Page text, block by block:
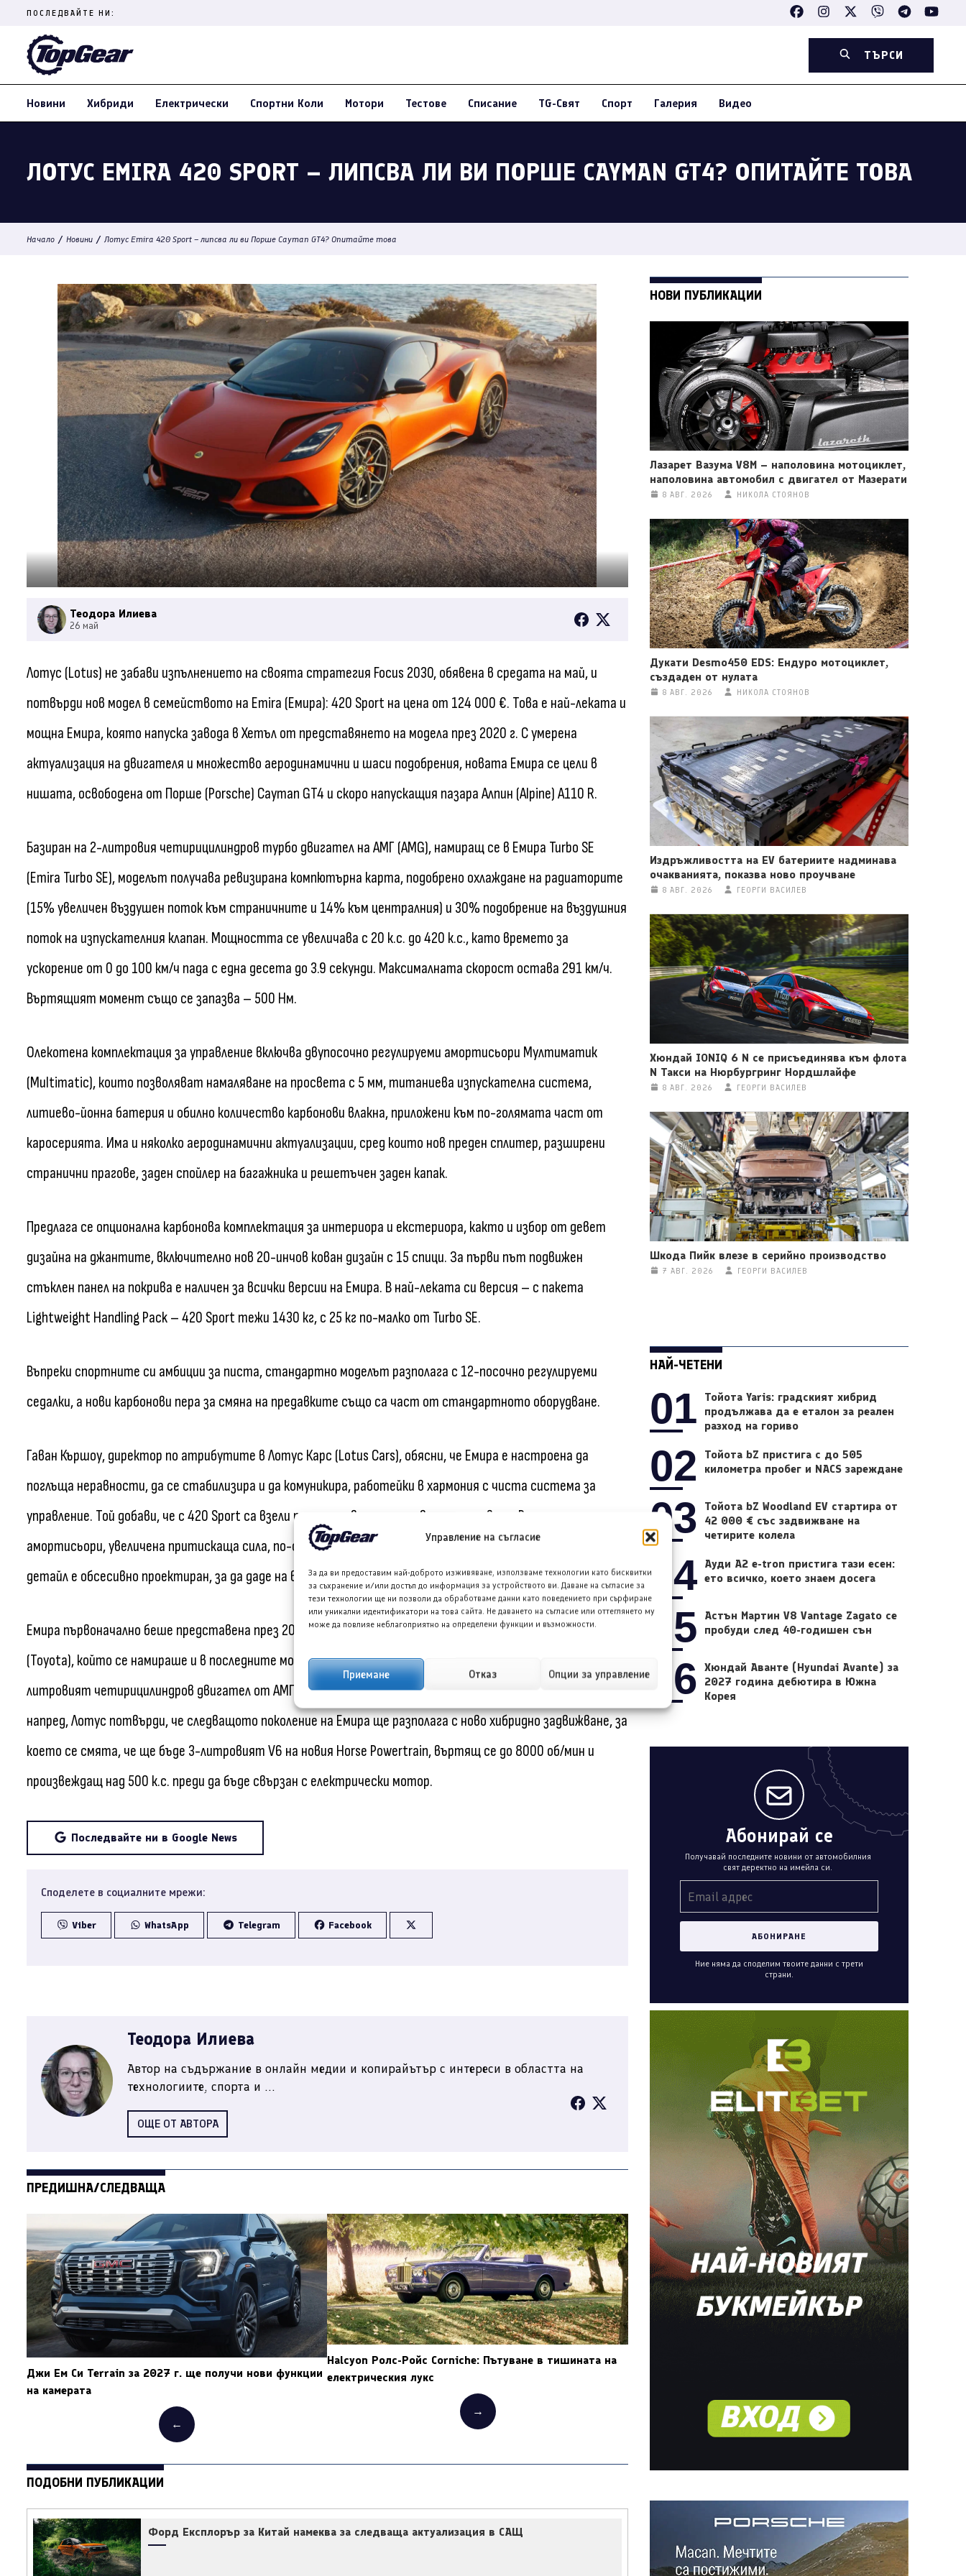
Управление на съгласие
За да ви предоставим най-доброто изживяване, използваме технологии като бисквитки
за съхранение и/или достъп до информация за устройството ви. Даване на съгласие за
тези технологии ще ни позволи да обработваме данни като поведението при сърфиране
или уникални идентификатори на това сайта. Не даването на съгласие или оттеглянето му
може да повлияе неблагоприятно на определени функции и възможности.
Приемане Отказ Опции за управление
content
(Press
ПОСЛЕДВАЙТЕ НИ:
ТЪРСИ
Новини Хибриди Електрически Спортни Коли Мотори Тестове Списание TG-Свят Спорт Галерия Видео
ЛОТУС EMIRA 420 SPORT – ЛИПСВА ЛИ ВИ ПОРШЕ CAYMAN GT4? ОПИТАЙТЕ ТОВА
Начало / Новини / Лотус Emira 420 Sport – липсва ли ви Порше Cayman GT4? Опитайте това
Теодора Илиева
26 май
Лотус (Lotus) не забави изпълнението на своята стратегия Focus 2030, обявена в средата на май, и
потвърди нов модел в семейството на Emira (Емира): 420 Sport на цена от 124 000 €. Това е най-леката и
мощна Емира, която напуска завода в Хетъл от представянето на модела през 2020 г. С умерена
актуализация на двигателя и множество аеродинамични и шаси подобрения, новата Емира се цели в
нишата, освободена от Порше (Porsche) Cayman GT4 и скоро напускащия пазара Алпин (Alpine) A110 R.
Базиран на 2-литровия четирицилиндров турбо двигател на АМГ (AMG), намиращ се в Емира Turbo SE
(Emira Turbo SE), моделът получава ревизирана компютърна карта, подобрено охлаждане на радиаторите
(15% увеличен въздушен поток към страничните и 14% към централния) и 30% подобрение на въздушния
поток на изпускателния клапан. Мощността се увеличава с 20 к.с. до 420 к.с., като времето за
ускорение от 0 до 100 км/ч пада с една десета до 3.9 секунди. Максималната скорост остава 291 км/ч.
Въртящият момент също се запазва – 500 Нм.
Олекотена комплектация за управление включва двупосочно регулируеми амортисьори Мултиматик
(Multimatic), които позволяват намаляване на просвета с 5 мм, титаниева изпускателна система,
литиево-йонна батерия и обилно количество карбонови влакна, приложени към по-голямата част от
каросерията. Има и няколко аеродинамични актуализации, сред които нов преден сплитер, разширени
странични прагове, заден спойлер на багажника и решетъчен заден капак.
Предлага се опционална карбонова комплектация за интериора и екстериора, както и избор от девет
дизайна на джантите, включително нов 20-инчов кован дизайн с 15 спици. За първи път подвижен
стъклен панел на покрива е наличен за всички версии на Емира. В най-леката си версия – с пакета
Lightweight Handling Pack – 420 Sport тежи 1430 кг, с 25 кг по-малко от Turbo SE.
Въпреки спортните си амбиции за писта, стандартно моделът разполага с 12-посочно регулируеми
седалки, а нови карбонови пера за смяна на предавките също са част от стандартното оборудване.
Гаван Кършоу, директор по атрибутите в Лотус Карс (Lotus Cars), обясни, че Емира е настроена да
поглъща неравности, да се стабилизира и да комуникира, работейки в хармония с чиста система за
управление. Той добави, че с 420 Sport са взели тази основа и са я развили още повече. Регулируеми
амортисьори, увеличена притискаща сила, по-остра реакция, намален наклон на каросерията – всеки
детайл е обсесивно проектиран, за да даде на водача по-голям контрол.
Емира първоначално беше представена през 2020 г. с уважавания 3.5-литров V6 двигател на Тойота
(Toyota), който се намираше и в последните модели Exige. По-късно към гамата се присъедини 2-
литровият четирицилиндров двигател от АМГ, използван в горещите хечбеци A35 и A45. Гледайки
напред, Лотус потвърди, че следващото поколение на Емира ще разполага с ново хибридно задвижване, за
което се смята, че ще бъде 3-литровият V6 на новия Horse Powertrain, въртящ се до 8000 об/мин и
произвеждащ над 500 к.с. преди да бъде свързан с електрически мотор.
Последвайте ни в Google News
Споделете в социалните мрежи:
Viber WhatsApp Telegram Facebook
Теодора Илиева
Автор на съдържание в онлайн медии и копирайътър с интереси в областта на
технологиите, спорта и ...
ОЩЕ ОТ АВТОРА
ПРЕДИШНА/СЛЕДВАЩА
Джи Ем Си Terrain за 2027 г. ще получи нови функции
на камерата
←
Halcyon Ролс-Ройс Corniche: Пътуване в тишината на
електрическия лукс
→
ПОДОБНИ ПУБЛИКАЦИИ
Форд Експлорър за Китай намеква за следваща актуализация в САЩ
НОВИ ПУБЛИКАЦИИ
Лазарет Вазума V8M – наполовина мотоциклет,
наполовина автомобил с двигател от Мазерати
8 АВГ. 2026 НИКОЛА СТОЯНОВ
Дукати Desmo450 EDS: Ендуро мотоциклет,
създаден от нулата
8 АВГ. 2026 НИКОЛА СТОЯНОВ
Издръжливостта на EV батериите надминава
очакванията, показва ново проучване
8 АВГ. 2026 ГЕОРГИ ВАСИЛЕВ
Хюндай IONIQ 6 N се присъединява към флота
N Такси на Нюрбургринг Нордшлайфе
8 АВГ. 2026 ГЕОРГИ ВАСИЛЕВ
Шкода Пийк влезе в серийно производство
7 АВГ. 2026 ГЕОРГИ ВАСИЛЕВ
НАЙ-ЧЕТЕНИ
01
Тойота Yaris: градският хибрид
продължава да е еталон за реален
разход на гориво
02
Тойота bZ пристига с до 505
километра пробег и NACS зареждане
03
Тойота bZ Woodland EV стартира от
42 000 € със задвижване на
четирите колела
04 Ауди A2 e-tron пристига тази есен:
ето всичко, което знаем досега
05
Астън Мартин V8 Vantage Zagato се
пробуди след 40-годишен сън
06 Хюндай Аванте (Hyundai Avante) за
2027 година дебютира в Южна
Корея
Абонирай се
Получавай последните новини от автомобилния
свят деректно на имейла си.
Ние няма да споделим твоите данни с трети
страни.